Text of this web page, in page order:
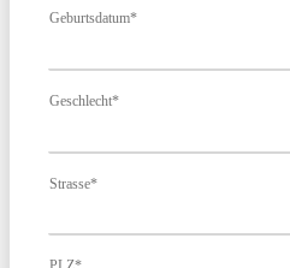
Geburtsdatum*
Geschlecht*
Strasse*